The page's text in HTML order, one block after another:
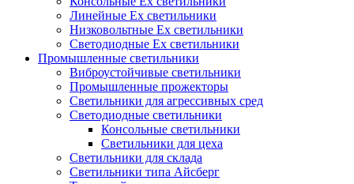
Линейные Ex светильники
Низковольтные Ex светильники
Светодиодные Ex светильники
Промышленные светильники
Виброустойчивые светильники
Промышленные прожекторы
Светильники для агрессивных сред
Светодиодные светильники
Консольные светильники
Светильники для цеха
Светильники для склада
Светильники типа Айсберг